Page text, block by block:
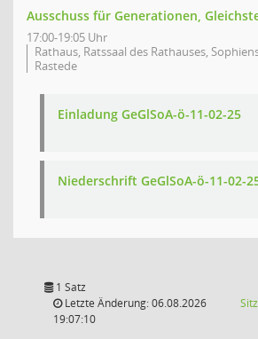
Ausschuss für Generationen,
17:00-19:05 Uhr
Rathaus, Ratssaal des Rathauses,
Rastede
Einladung GeGlSoA-ö-11-02-25
Niederschrift GeGlSoA-ö-11-02-
1 Satz
Letzte Änderung: 06.08.2026
19:07:10